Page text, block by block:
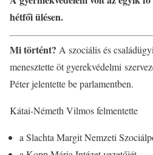
hétfői ülésen.
Mi történt? A szociális és
menesztette öt gyerekvédelmi
Péter jelentette be parlamentben.
Kátai-Németh Vilmos felmentette
a Slachta Margit Nemzeti